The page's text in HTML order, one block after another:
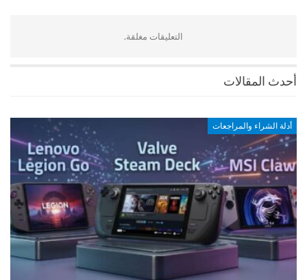
التعليقات مغلقة.
أحدث المقالات
أدلة الشراء والمراجعات